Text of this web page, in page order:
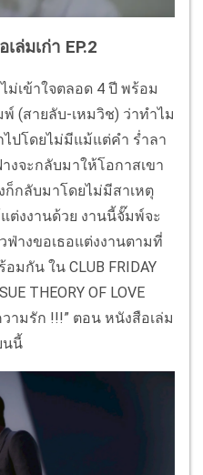
ล่มเก่า EP.2
ม่เข้าใจตลอด 4 ปี พร้อม
(สายลับ-เหมวิช) ว่าทำไม
ปโดยไม่มีแม้แต่คำ ร่ำลา
งจะกลับมาให้โอกาสเขา
ก็กลับมาโดยไม่มีสาเหตุ
ต่งงานด้วย งานนี้จั๊มพ์จะ
างขอเธอแต่งงานตามที่
กัน ใน CLUB FRIDAY
THEORY OF LOVE
มรัก !!!” ตอน หนังสือเล่ม
นนี้